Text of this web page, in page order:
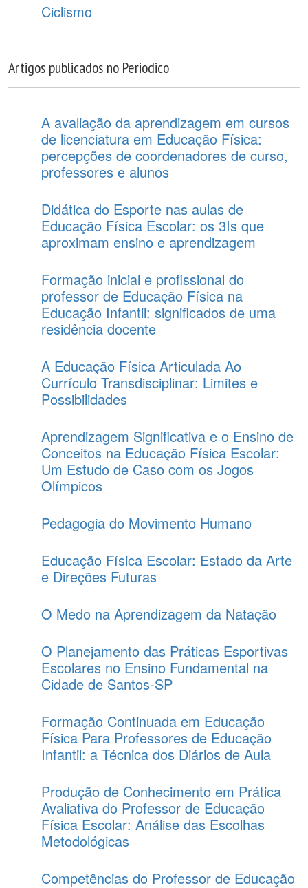
Ciclismo
Artigos publicados no Periodico
A avaliação da aprendizagem em cursos
de licenciatura em Educação Física:
percepções de coordenadores de curso,
professores e alunos
Didática do Esporte nas aulas de
Educação Física Escolar: os 3Is que
aproximam ensino e aprendizagem
Formação inicial e profissional do
professor de Educação Física na
Educação Infantil: significados de uma
residência docente
A Educação Física Articulada Ao
Currículo Transdisciplinar: Limites e
Possibilidades
Aprendizagem Significativa e o Ensino de
Conceitos na Educação Física Escolar:
Um Estudo de Caso com os Jogos
Olímpicos
Pedagogia do Movimento Humano
Educação Física Escolar: Estado da Arte
e Direções Futuras
O Medo na Aprendizagem da Natação
O Planejamento das Práticas Esportivas
Escolares no Ensino Fundamental na
Cidade de Santos-SP
Formação Continuada em Educação
Física Para Professores de Educação
Infantil: a Técnica dos Diários de Aula
Produção de Conhecimento em Prática
Avaliativa do Professor de Educação
Física Escolar: Análise das Escolhas
Metodológicas
Competências do Professor de Educação